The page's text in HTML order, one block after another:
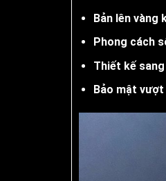
Bản lên vàng
Phong cách
Thiết kế
Bảo mật